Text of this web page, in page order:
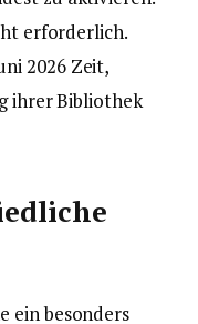
erforderlich.
2026 Zeit,
ihrer Bibliothek
ein besonders